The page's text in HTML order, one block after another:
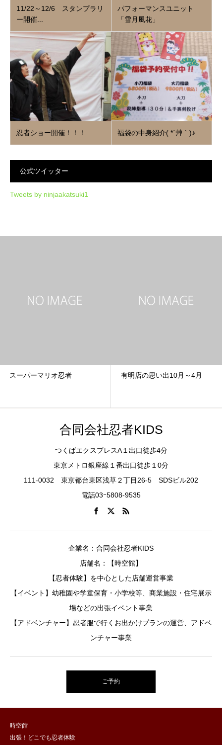
11/22～12/6 スタンプラリ
ー開催...
パフォーマンスユニット
「雪月風花」
忍者ショー開催！！！ 福袋の中身紹介( *´艸｀)♪
公式ツイッター
Tweets by ninjaakatsuki1
有明店の思い出10月～4月 兄妹の参加☆
合同会社忍者KIDS
つくばエクスプレスA１出口徒歩4分
東京メトロ銀座線１番出口徒歩１0分
111-0032 東京都台東区浅草２丁目26-5 SDSビル202
電話03ｰ5808-9535
企業名：合同会社忍者KIDS
店舗名：【時空館】
【忍者体験】を中心とした店舗運営事業
【イベント】幼稚園や学童保育・小学校等、商業施設・住宅展示
場などの出張イベント事業
【アドベンチャー】忍者服で行くお出かけプランの運営、アドベ
ンチャー事業
ご予約
時空館
出張！どこでも忍者体験